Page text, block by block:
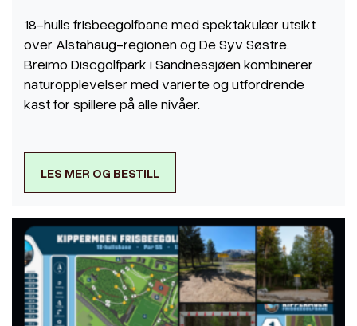
18-hulls frisbeegolfbane med spektakulær utsikt
over Alstahaug-regionen og De Syv Søstre.
Breimo Discgolfpark i Sandnessjøen kombinerer
naturopplevelser med varierte og utfordrende
kast for spillere på alle nivåer.
LES MER OG BESTILL